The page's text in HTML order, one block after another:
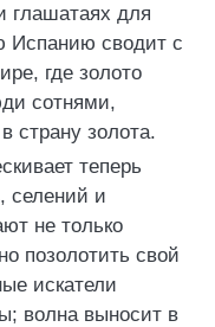
глашатаях для
Испанию сводит с
где золото
сотнями,
страну золота.
теперь
селений и
не только
позолотить свой
искатели
волна выносит в